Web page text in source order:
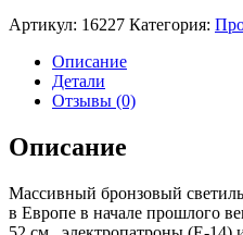
Артикул: 16227 Категория:
Описание
Детали
Отзывы (0)
Описание
Массивный бронзовый
в Европе в начале прошлого